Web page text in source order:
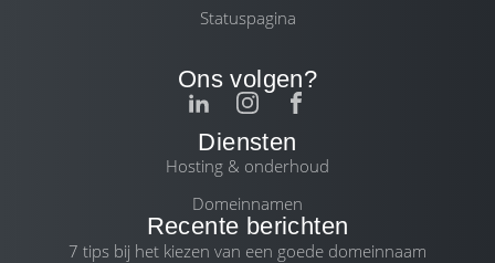
Statuspagina
Ons volgen?
Diensten
Hosting & onderhoud
Domeinnamen
Recente berichten
7 tips bij het kiezen van een goede domeinnaam